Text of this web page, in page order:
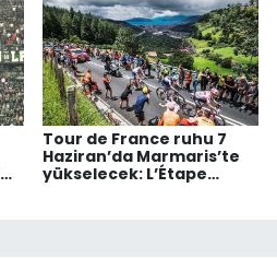
Tour de France ruhu 7
Haziran’da Marmaris’te
yükselecek: L’Étape